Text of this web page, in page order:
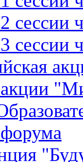
сессии
сессии